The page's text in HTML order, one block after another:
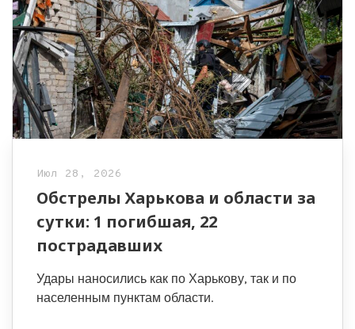
Июл 28, 2026
Обстрелы Харькова и области за
сутки: 1 погибшая, 22
пострадавших
Удары наносились как по Харькову, так и по
населенным пунктам области.